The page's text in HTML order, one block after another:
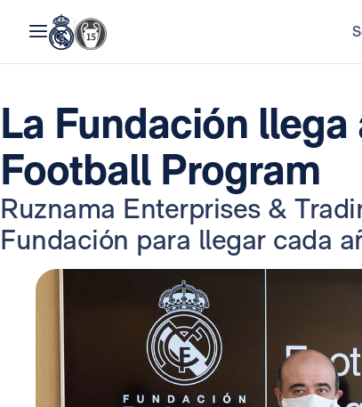
La Fundación
Football Program
Ruznama Enterprises &
Fundación para llegar cada